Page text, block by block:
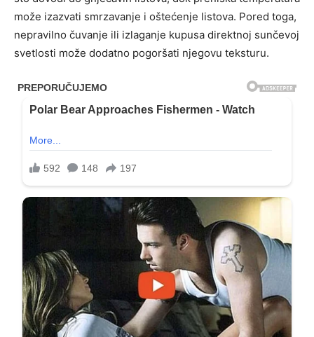
može izazvati smrzavanje i oštećenje listova. Pored toga,
nepravilno čuvanje ili izlaganje kupusa direktnoj sunčevoj
svetlosti može dodatno pogoršati njegovu teksturu.